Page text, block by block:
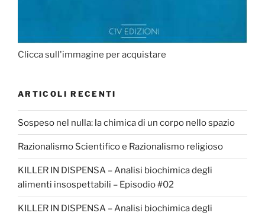
Clicca sull'immagine per acquistare
ARTICOLI RECENTI
Sospeso nel nulla: la chimica di un corpo nello spazio
Razionalismo Scientifico e Razionalismo religioso
KILLER IN DISPENSA – Analisi biochimica degli
alimenti insospettabili – Episodio #02
KILLER IN DISPENSA – Analisi biochimica degli